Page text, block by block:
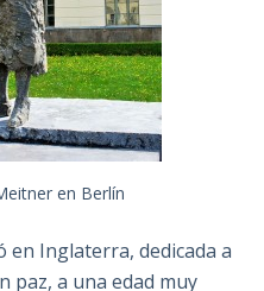
en Berlín
en Inglaterra, dedicada a
paz, a una edad muy